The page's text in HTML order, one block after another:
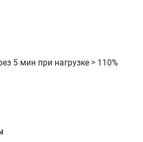
5 мин при нагрузке > 110%